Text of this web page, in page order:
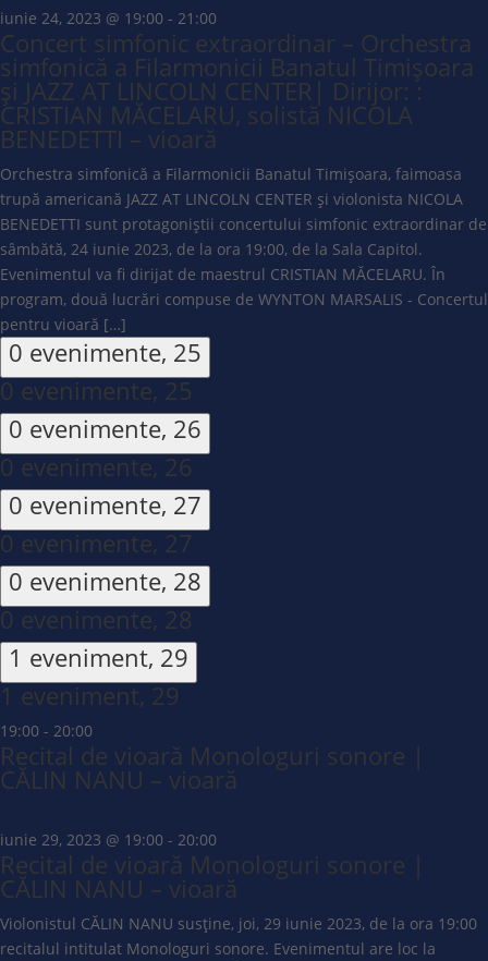
iunie 24, 2023 @ 19:00 - 21:00
Concert simfonic extraordinar – Orchestra
simfonică a Filarmonicii Banatul Timișoara
și JAZZ AT LINCOLN CENTER| Dirijor: :
CRISTIAN MĂCELARU, solistă NICOLA
BENEDETTI – vioară
Orchestra simfonică a Filarmonicii Banatul Timișoara, faimoasa
trupă americană JAZZ AT LINCOLN CENTER și violonista NICOLA
BENEDETTI sunt protagoniștii concertului simfonic extraordinar de
sâmbătă, 24 iunie 2023, de la ora 19:00, de la Sala Capitol.
Evenimentul va fi dirijat de maestrul CRISTIAN MĂCELARU. În
program, două lucrări compuse de WYNTON MARSALIS - Concertul
pentru vioară […]
0 evenimente, 25
0 evenimente, 25
0 evenimente, 26
0 evenimente, 26
0 evenimente, 27
0 evenimente, 27
0 evenimente, 28
0 evenimente, 28
1 eveniment, 29
1 eveniment, 29
19:00 - 20:00
Recital de vioară Monologuri sonore |
CĂLIN NANU – vioară
iunie 29, 2023 @ 19:00 - 20:00
Recital de vioară Monologuri sonore |
CĂLIN NANU – vioară
Violonistul CĂLIN NANU susține, joi, 29 iunie 2023, de la ora 19:00
recitalul intitulat Monologuri sonore. Evenimentul are loc la